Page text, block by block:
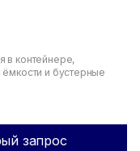
в контейнере,
ёмкости и бустерные
запрос